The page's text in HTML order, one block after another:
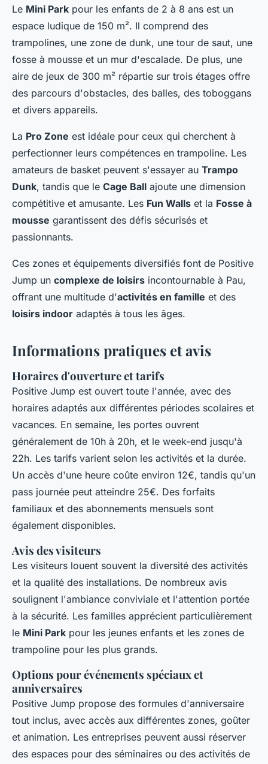
Le Mini Park pour les enfants de 2 à 8 ans est un
espace ludique de 150 m². Il comprend des
trampolines, une zone de dunk, une tour de saut, une
fosse à mousse et un mur d'escalade. De plus, une
aire de jeux de 300 m² répartie sur trois étages offre
des parcours d'obstacles, des balles, des toboggans
et divers appareils.
La Pro Zone est idéale pour ceux qui cherchent à
perfectionner leurs compétences en trampoline. Les
amateurs de basket peuvent s'essayer au Trampo
Dunk, tandis que le Cage Ball ajoute une dimension
compétitive et amusante. Les Fun Walls et la Fosse à
mousse garantissent des défis sécurisés et
passionnants.
Ces zones et équipements diversifiés font de Positive
Jump un complexe de loisirs incontournable à Pau,
offrant une multitude d'activités en famille et des
loisirs indoor adaptés à tous les âges.
Informations pratiques et avis
Horaires d'ouverture et tarifs
Positive Jump est ouvert toute l'année, avec des
horaires adaptés aux différentes périodes scolaires et
vacances. En semaine, les portes ouvrent
généralement de 10h à 20h, et le week-end jusqu'à
22h. Les tarifs varient selon les activités et la durée.
Un accès d'une heure coûte environ 12€, tandis qu'un
pass journée peut atteindre 25€. Des forfaits
familiaux et des abonnements mensuels sont
également disponibles.
Avis des visiteurs
Les visiteurs louent souvent la diversité des activités
et la qualité des installations. De nombreux avis
soulignent l'ambiance conviviale et l'attention portée
à la sécurité. Les familles apprécient particulièrement
le Mini Park pour les jeunes enfants et les zones de
trampoline pour les plus grands.
Options pour événements spéciaux et
anniversaires
Positive Jump propose des formules d'anniversaire
tout inclus, avec accès aux différentes zones, goûter
et animation. Les entreprises peuvent aussi réserver
des espaces pour des séminaires ou des activités de